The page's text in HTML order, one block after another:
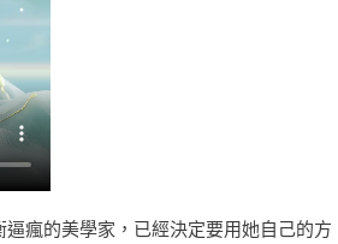
瘋的美學家，已經決定要用她自己的方